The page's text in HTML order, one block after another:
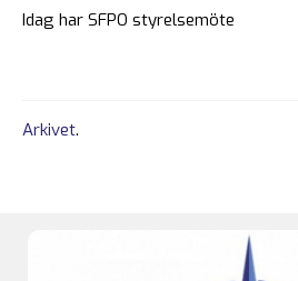
Idag har SFPO styrelsemöte
Arkivet.